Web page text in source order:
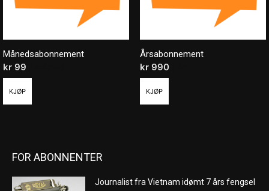
Månedsabonnement
kr 99
KJØP
Årsabonnement
kr990
KJØP
FOR ABONNENTER
Journalist fra Vietnam idømt 7 års fengsel